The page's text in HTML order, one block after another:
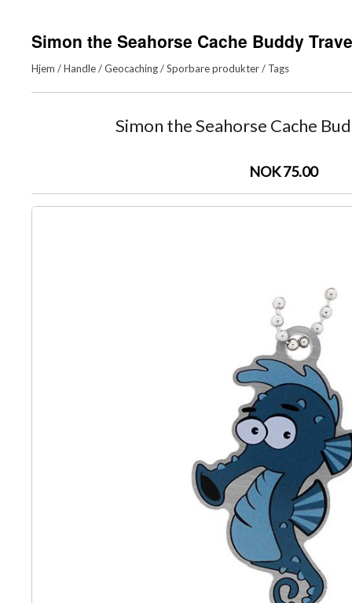
Simon the Seahorse Cache Buddy
Hjem /Handle/Geocaching/Sporbare produkter/ Tags
Simon the Seahorse Cache
NOK 75.00